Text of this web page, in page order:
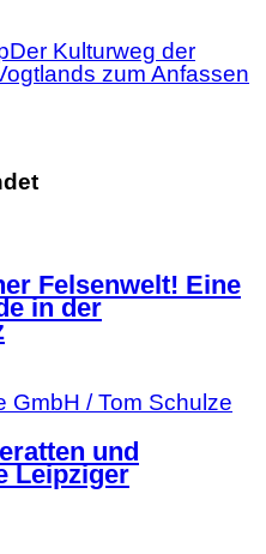
Der Kulturweg der
zum Anfassen
Felsenwelt! Eine
in der
und
Leipziger